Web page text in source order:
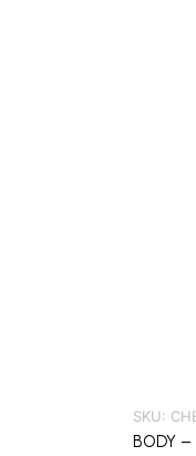
SKU:
BODY –